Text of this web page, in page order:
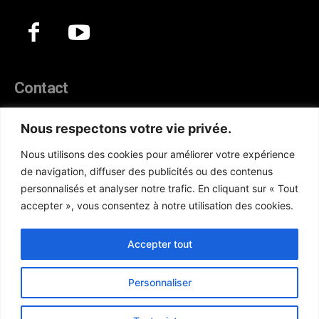
Nous respectons votre vie privée.
Nous utilisons des cookies pour améliorer votre expérience
de navigation, diffuser des publicités ou des contenus
personnalisés et analyser notre trafic. En cliquant sur « Tout
accepter », vous consentez à notre utilisation des cookies.
Personnaliser
Accepter tout
Contact
Téléphone :(+221) 70 330 86 87‬
WhatsApp : (+33) 6 52 17 85 46
E-mail : redaction@atlanticactu.com
E-mail : commercial@atlanticactu.com
Nous écrire Qui sommes-nous ?